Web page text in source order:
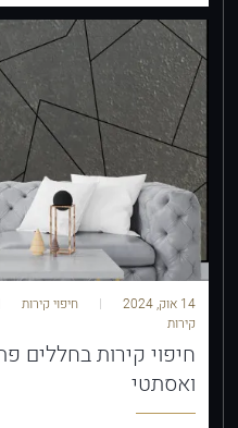
14 אוק, 2024 חיפוי קירות
קירות
חיפוי קירות בחללים
ואסתטי